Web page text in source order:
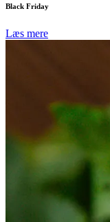
Black Friday
Læs mere